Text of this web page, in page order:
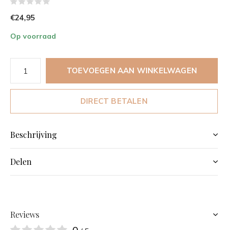
€24,95
Op voorraad
TOEVOEGEN AAN WINKELWAGEN
DIRECT BETALEN
Beschrijving
Delen
Reviews